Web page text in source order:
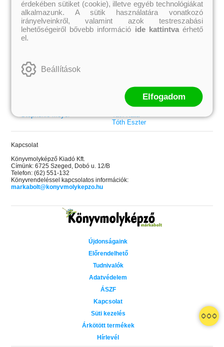
Grace and Glory - Kegyelem és
Különleges éldekorált kiadás!
Bad Girl Reputation
Cassandra Clare
Colleen Hoover
Elle Kennedy
Erin Watt
Holly Webb
Jeff Kinney
Leigh Bardugo
Maggie Stiefvater
Penelope Ward
Stephenie Meyer
Benina
Bessenyei Gábor
Bodor Attila
Böszörményi Gyula
Cselenyák Imre
Rácz-Stefán Tibor
Róbert Katalin
Spirit Bliss
Szélesi Sándor
Tavi Kata
Tóth Eszter
Kapcsolat
Könyvmolyképző Kiadó Kft.
Címünk: 6725 Szeged, Dobó u. 12/B
Telefon: (62) 551-132
Könyvrendeléssel kapcsolatos információk:
markabolt@konyvmolykepzo.hu
Újdonságaink
Előrendelhető
Tudnivalók
Adatvédelem
ÁSZF
Kapcsolat
Süti kezelés
Árkötött termékek
Hírlevél
érdekében sütiket (cookie), illetve egyéb technológiákat
alkalmazunk. A sütik használatára vonatkozó
irányelveinkről, valamint azok testreszabási
lehetőségeiről bővebb információ ide kattintvaérhető
el.
Beállítások
Elfogadom